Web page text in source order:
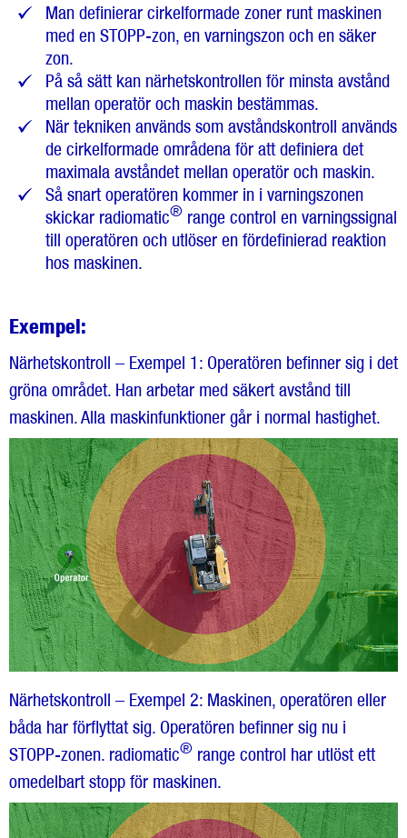
Man definierar cirkelformade zoner runt maskinen
med en STOPP-zon, en varningszon och en säker
zon.
På så sätt kan närhetskontrollen för minsta avstånd
mellan operatör och maskin bestämmas.
När tekniken används som avståndskontroll används
de cirkelformade områdena för att definiera det
maximala avståndet mellan operatör och maskin.
Så snart operatören kommer in i varningszonen
skickar radiomatic® range control en varningssignal
till operatören och utlöser en fördefinierad reaktion
hos maskinen.
Exempel:
Närhetskontroll – Exempel 1: Operatören befinner sig i det
gröna området. Han arbetar med säkert avstånd till
maskinen. Alla maskinfunktioner går i normal hastighet.
Närhetskontroll – Exempel 2: Maskinen, operatören eller
båda har förflyttat sig. Operatören befinner sig nu i
STOPP-zonen. radiomatic® range control har utlöst ett
omedelbart stopp för maskinen.